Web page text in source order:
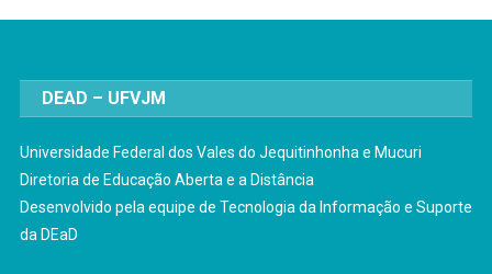
DEAD – UFVJM
Universidade Federal dos Vales do Jequitinhonha e Mucuri
Diretoria de Educação Aberta e a Distância
Desenvolvido pela equipe de Tecnologia da Informação e Suporte
da DEaD